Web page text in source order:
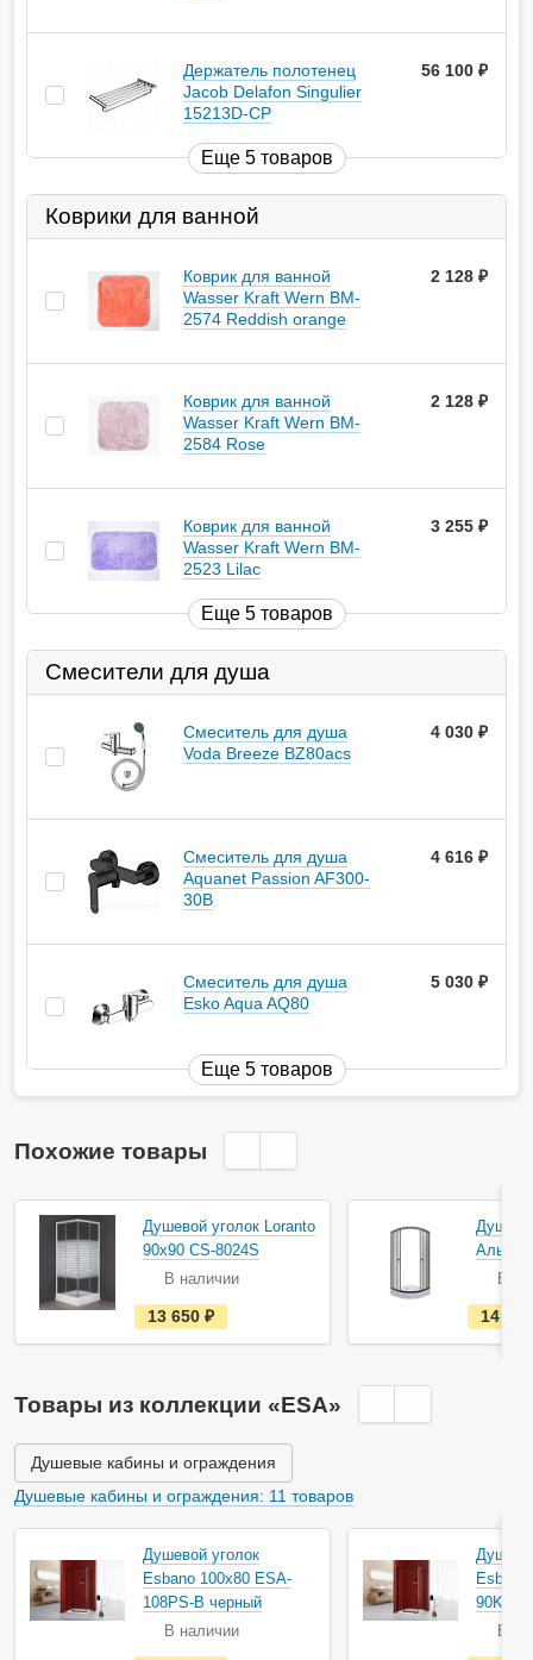
Держатель полотенец
Jacob Delafon Singulier
15213D-CP
56 100
Еще 5 товаров
Коврики для ванной
Коврик для ванной
Wasser Kraft Wern BM-
2574 Reddish orange
2 128
Коврик для ванной
Wasser Kraft Wern BM-
2584 Rose
2 128
Коврик для ванной
Wasser Kraft Wern BM-
2523 Lilac
3 255
Еще 5 товаров
Смесители для душа
Смеситель для душа
Voda Breeze BZ80acs
4 030
Смеситель для душа
Aquanet Passion AF300-
30B
4 616
Смеситель для душа
Esko Aqua AQ80
5 030
Еще 5 товаров
Похожие товары
Душевой уголок Loranto
90х90 CS-8024S
В наличии
е
с
т
а
и
ч
и
и
13 650
Акция
Альфа-
В
14
Товары из коллекции «ESA»
Душевые кабины и ограждения
Душевые кабины и ограждения: 11 товаров
Душевой уголок
Esbano 100х80 ESA-
108PS-B черный
В наличии
Esbano
90KV-
В